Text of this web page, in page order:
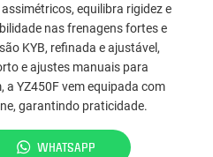
equilibra rigidez e
nas frenagens fortes e
KYB, refinada e ajustável,
e ajustes manuais para
a YZ450F vem equipada com
garantindo praticidade.
WHATSAPP